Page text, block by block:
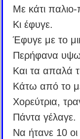
Με κάτι
Κι έφυγε.
Έφυγε με το
Περήφανα
Και τα απαλά
Κάτω από το
Χορεύτρια,
Πάντα γέλαγε.
Να ήτανε 10